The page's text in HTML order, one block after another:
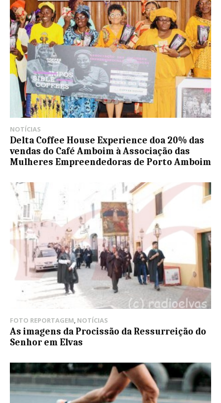
NOTÍCIAS
Delta Coffee House Experience doa 20% das
vendas do Café Amboim à Associação das
Mulheres Empreendedoras de Porto Amboim
FOTO REPORTAGEM, NOTÍCIAS
As imagens da Procissão da Ressurreição do
Senhor em Elvas